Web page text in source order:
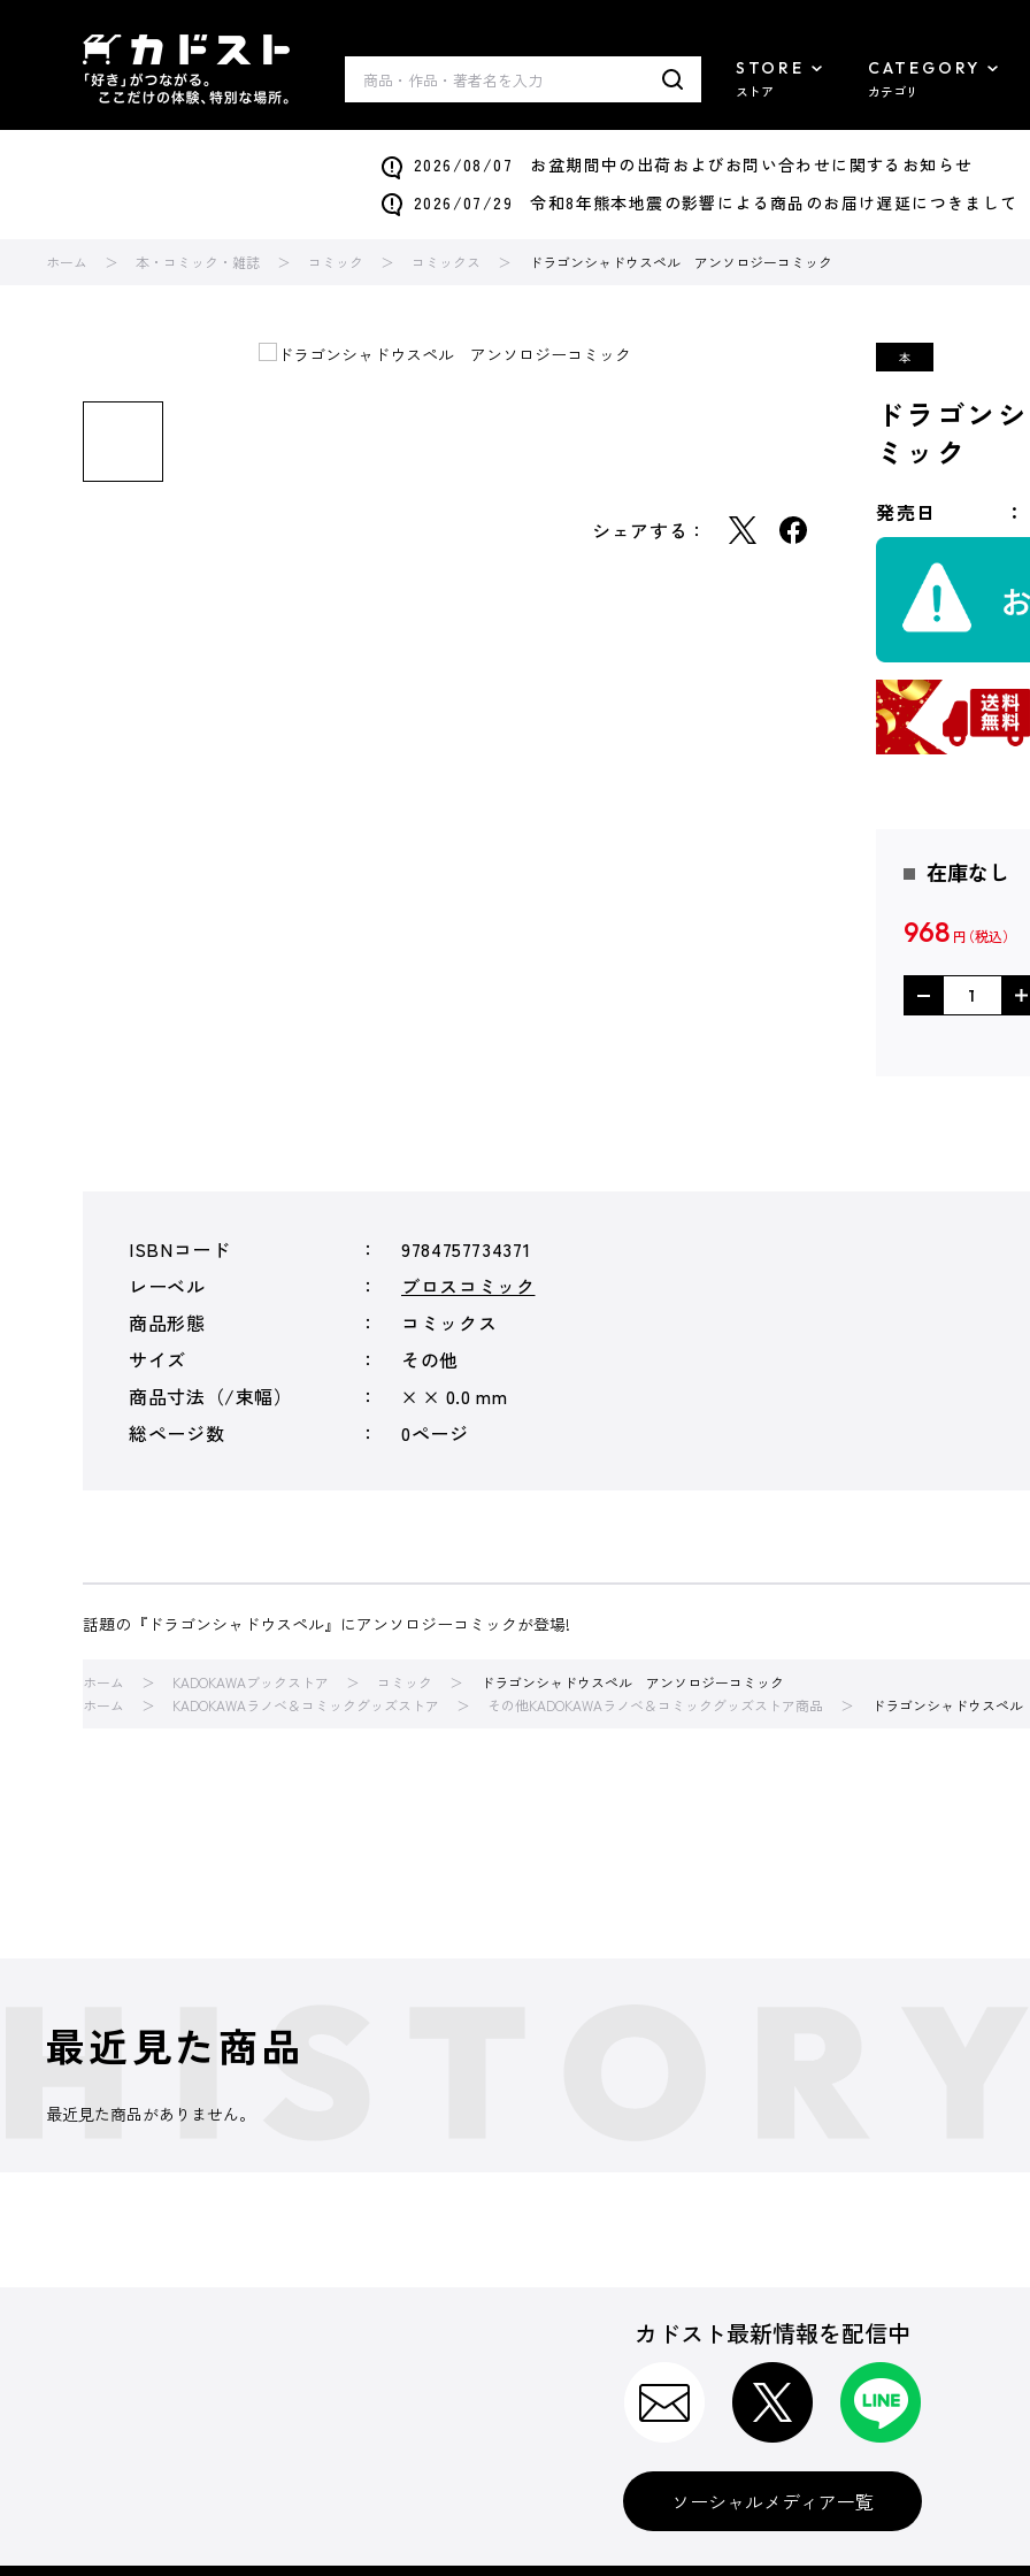
STORE
ストア
CATEGORY
カテゴリ
2026/08/07 お盆期間中の出荷およびお問い合わせに関するお知らせ
2026/07/29 令和8年熊本地震の影響による商品のお届け遅延につきまして
ホーム 本・コミック・雑誌 コミック コミックス ドラゴンシャドウスペル アンソロジーコミック
シェアする：
ドラゴン
ミック
発売日
在庫なし
968 円
ISBNコード
9784757734371
レーベル
ブロスコミック
商品形態
コミックス
サイズ
その他
商品寸法（/束幅）
× × 0.0 mm
総ページ数
0ページ
話題の『ドラゴンシャドウスペル』にアンソロジーコミックが登場!
ホーム KADOKAWAブックストア コミック
ドラゴンシャドウスペル アンソロジーコミック
ホーム
KADOKAWAラノベ＆コミックグッズストア その他KADOKAWAラノベ＆コミックグッズストア商品 ドラゴンシャドウスペ
最近見た商品
最近見た商品がありません。
カドスト最新情報を配信中
ソーシャルメディア一覧